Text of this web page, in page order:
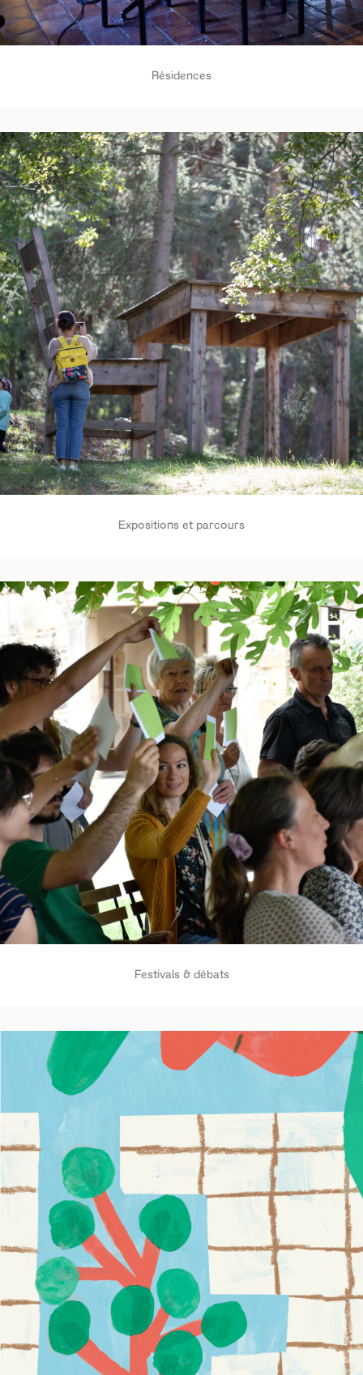
Résidences
Expositions et parcours
Festivals & débats